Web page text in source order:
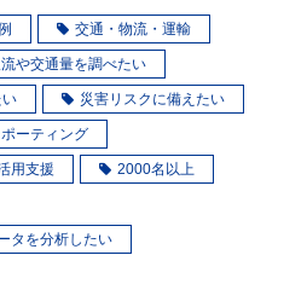
交通・物流・運輸
流や交通量を調べたい
災害リスクに備えたい
ーティング
用支援 2000名以上
タを分析したい